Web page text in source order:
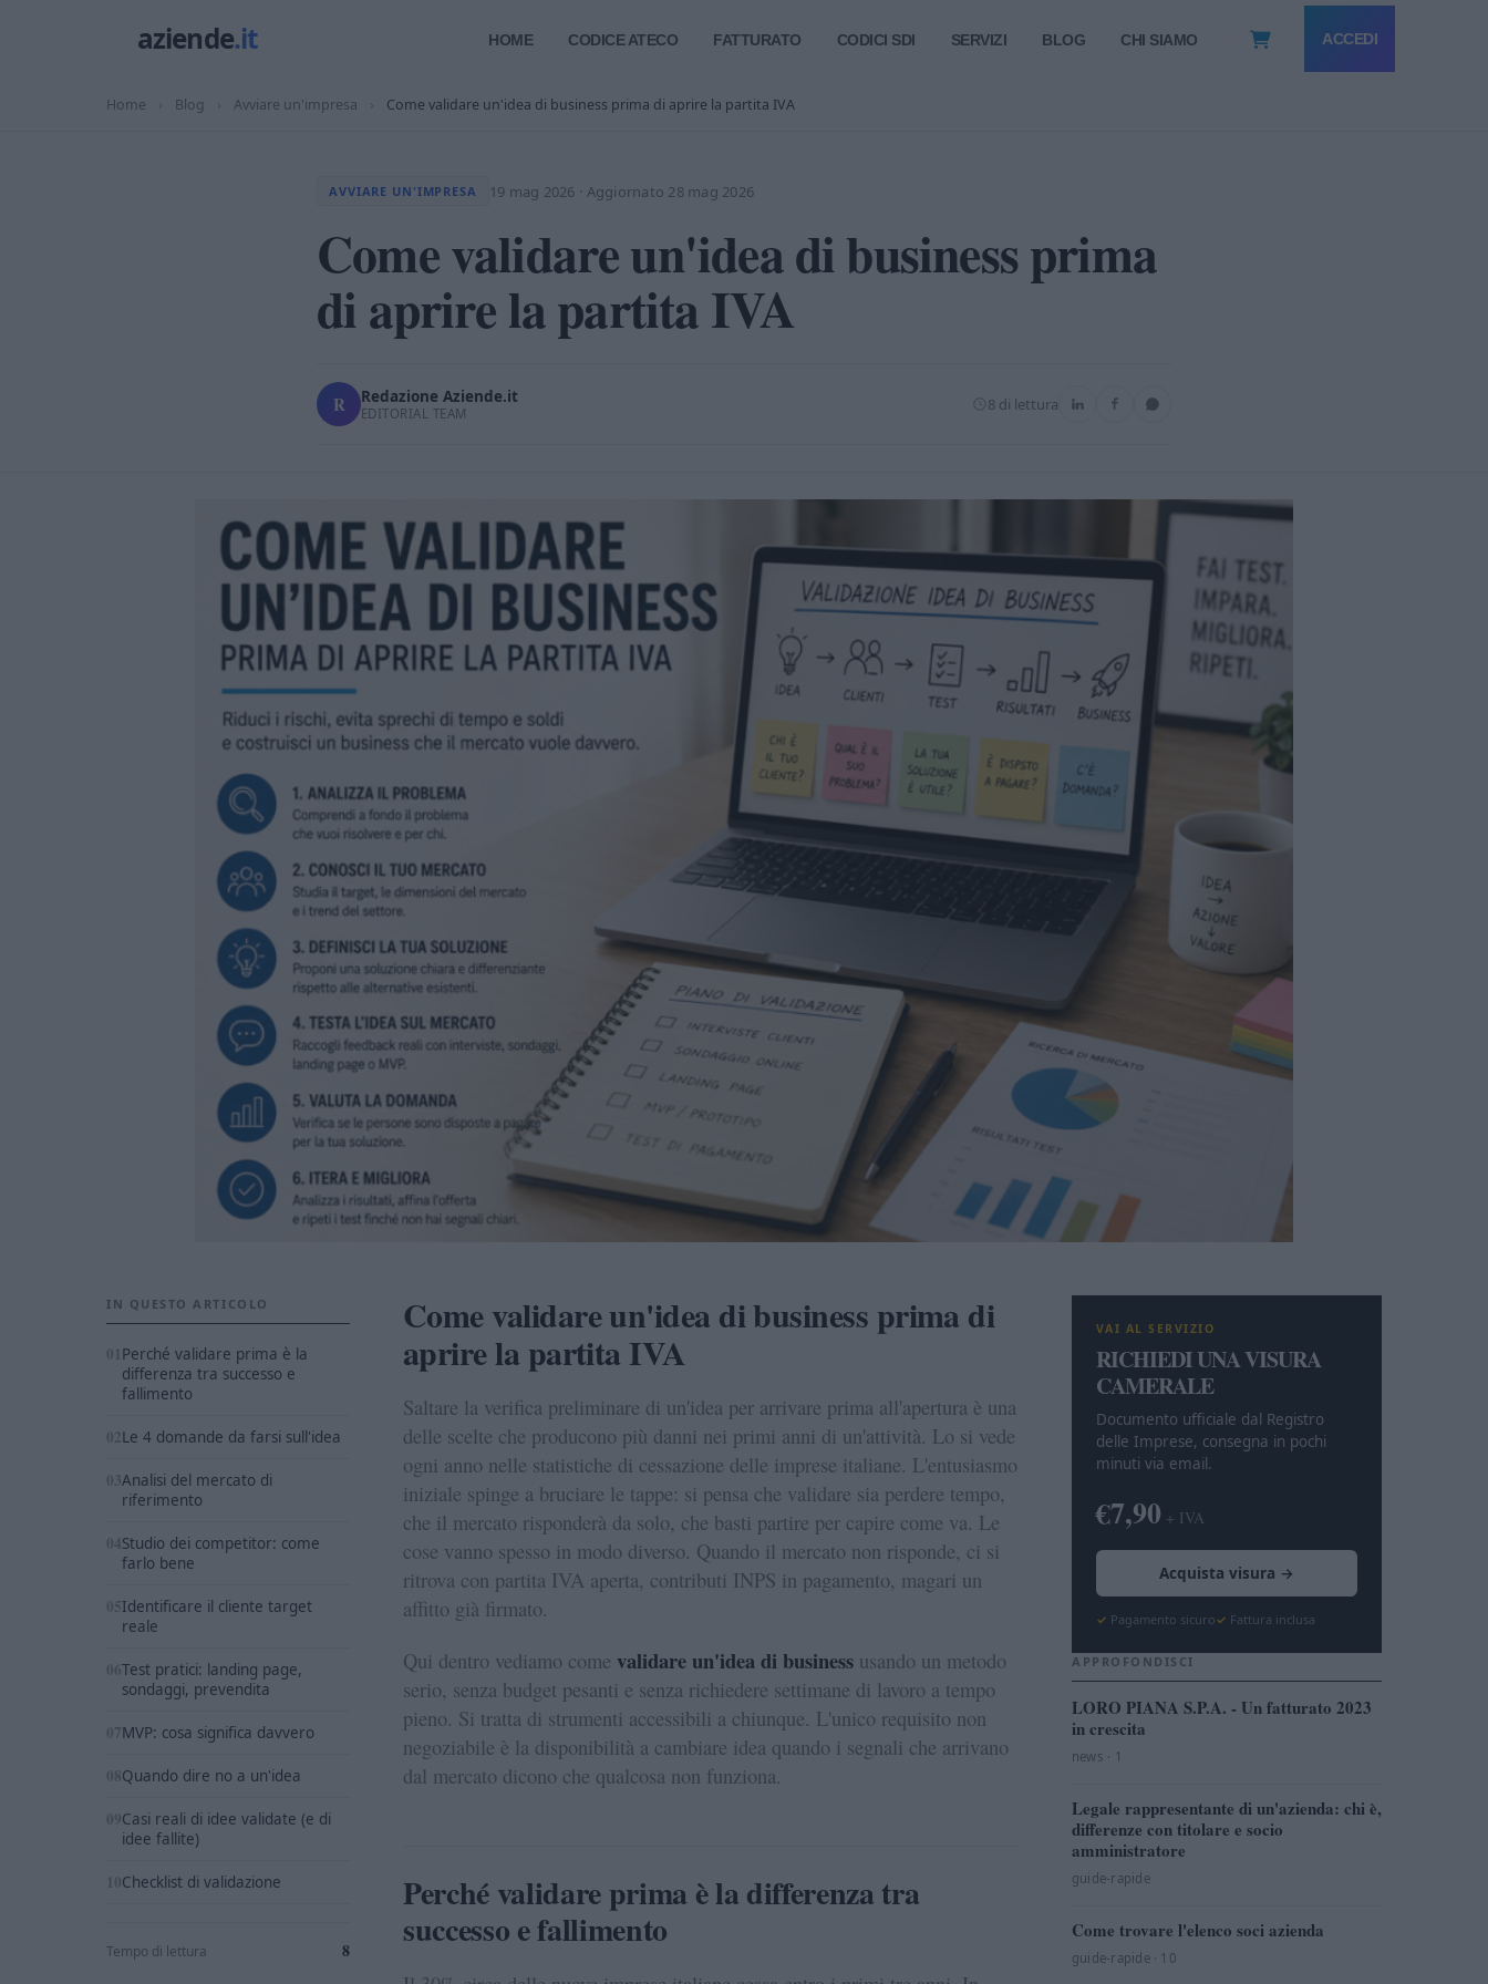
HOME CODICE ATECO FATTURATO CODICI SDI SERVIZI BLOG CHI SIAMO ACCEDI
Home › Blog › Avviare un'impresa › Come validare un'idea di business prima di aprire la partita IVA
AVVIARE UN'IMPRESA 19 mag 2026 · Aggiornato 28 mag 2026
Come validare un'idea di business prima
di aprire la partita IVA
R Redazione Aziende.it
EDITORIAL TEAM 8 di lettura
IN QUESTO ARTICOLO
Perché validare prima è la
differenza tra successo e
fallimento
Le 4 domande da farsi sull'idea
Analisi del mercato di
riferimento
Studio dei competitor: come
farlo bene
Identificare il cliente target
reale
Test pratici: landing page,
sondaggi, prevendita
MVP: cosa significa davvero
Quando dire no a un'idea
Casi reali di idee validate (e di
idee fallite)
Checklist di validazione
Tempo di lettura 8
Come validare un'idea di business prima di
aprire la partita IVA
Saltare la verifica preliminare di un'idea per arrivare prima all'apertura è una
delle scelte che producono più danni nei primi anni di un'attività. Lo si vede
ogni anno nelle statistiche di cessazione delle imprese italiane. L'entusiasmo
iniziale spinge a bruciare le tappe: si pensa che validare sia perdere tempo,
che il mercato risponderà da solo, che basti partire per capire come va. Le
cose vanno spesso in modo diverso. Quando il mercato non risponde, ci si
ritrova con partita IVA aperta, contributi INPS in pagamento, magari un
affitto già firmato.
Qui dentro vediamo come validare un'idea di business usando un metodo
serio, senza budget pesanti e senza richiedere settimane di lavoro a tempo
pieno. Si tratta di strumenti accessibili a chiunque. L'unico requisito non
negoziabile è la disponibilità a cambiare idea quando i segnali che arrivano
dal mercato dicono che qualcosa non funziona.
Perché validare prima è la differenza tra
successo e fallimento
VAI AL SERVIZIO
RICHIEDI UNA VISURA
CAMERALE
Documento ufficiale dal Registro
delle Imprese, consegna in pochi
minuti via email.
€7,90 + IVA
Acquista visura →
Pagamento sicuro Fattura inclusa
APPROFONDISCI
LORO PIANA S.P.A. - Un fatturato 2023
in crescita
news · 1
Legale rappresentante di un'azienda: chi è,
differenze con titolare e socio
amministratore
guide-rapide
Come trovare l'elenco soci azienda
guide-rapide · 10